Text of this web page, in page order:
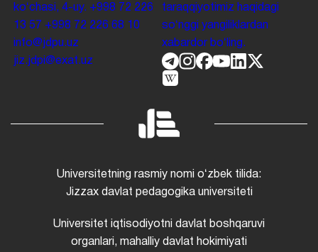
koʻchasi, 4-uy. +998 72 226
13 57 +998 72 226 68 10
info@jdpu.uz
jiz.jdpi@exat.uz
taraqqiyotimiz haqidagi
soʻnggi yangiliklardan
xabardor boʻling.
Universitetning rasmiy nomi oʻzbek tilida:
Jizzax davlat pedagogika universiteti
Universitet iqtisodiyotni davlat boshqaruvi
organlari, mahalliy davlat hokimiyati